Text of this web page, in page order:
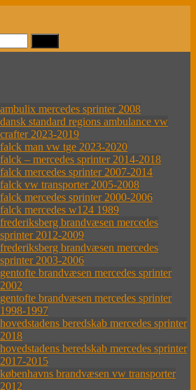
ambulix mercedes sprinter 2008
dansk standard regions ambulance vw
crafter 2023-2019
falck man vw tge 2023-2020
falck – mercedes sprinter 2014-2018
falck mercedes sprinter 2007-2014
falck vw transporter 2005-2008
falck mercedes sprinter 2000-2006
falck mercedes w124 1989
frederiksberg brandvæsen mercedes
sprinter 2012-2009
frederiksberg brandvæsen mercedes
sprinter 2003-2006
gentofte brandvæsen mercedes sprinter
2002
gentofte brandvæsen mercedes sprinter
1998-1997
hovedstadens beredskab mercedes sprinter
2018
hovedstadens beredskab mercedes sprinter
2017-2015
københavns brandvæsen vw transporter
2012